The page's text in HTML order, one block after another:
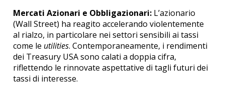
Mercati Azionari e Obbligazionari: L’azionario
(Wall Street) ha reagito accelerando violentemente
al rialzo, in particolare nei settori sensibili ai tassi
come le utilities. Contemporaneamente, i rendimenti
dei Treasury USA sono calati a doppia cifra,
riflettendo le rinnovate aspettative di tagli futuri dei
tassi di interesse.